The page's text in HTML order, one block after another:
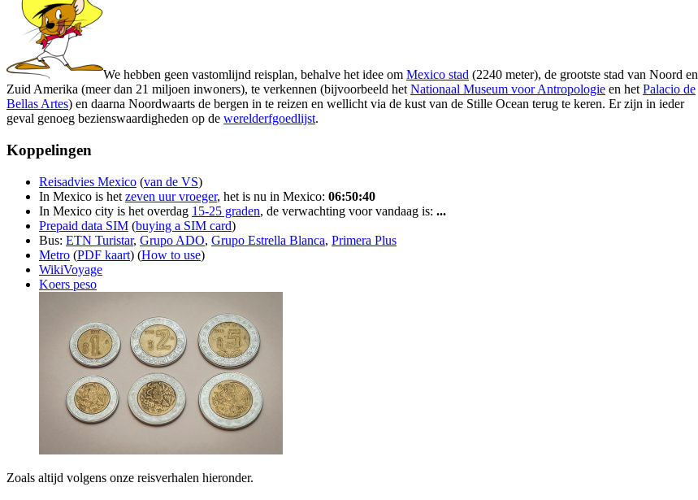
We hebben geen vastomlijnd reisplan, behalve het idee om Mexico stad (2240 meter), de grootste stad van Noord en
Zuid Amerika (meer dan 21 miljoen inwoners), te verkennen (bijvoorbeeld het Nationaal Museum voor Antropologie en het Palacio de
Bellas Artes) en daarna Noordwaarts de bergen in te reizen en wellicht via de kust van de Stille Ocean terug te keren. Er zijn in ieder
geval genoeg bezienswaardigheden op de werelderfgoedlijst.
Koppelingen
Reisadvies Mexico (van de VS)
In Mexico is het zeven uur vroeger, het is nu in Mexico: 06:50:41
In Mexico city is het overdag 15-25 graden, de verwachting voor vandaag is: ...
Prepaid data SIM (buying a SIM card)
Bus: ETN Turistar, Grupo ADO, Grupo Estrella Blanca, Primera Plus
Metro (PDF kaart) (How to use)
WikiVoyage
Koers peso
Zoals altijd volgens onze reisverhalen hieronder.